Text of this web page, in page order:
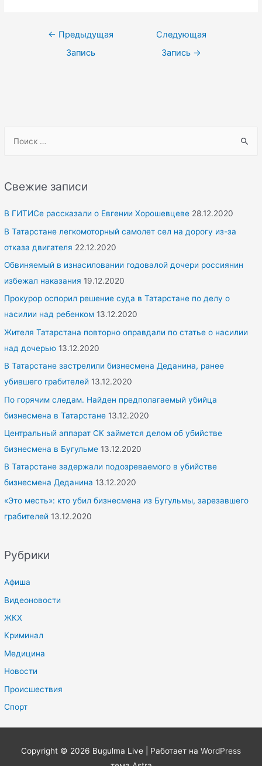
r
h
f
o
r
Свежие записи
В ГИТИСе рассказали о Евгении Хорошевцеве 28.12.2020
В Татарстане легкомоторный самолет сел на дорогу из-за
отказа двигателя 22.12.2020
Обвиняемый в изнасиловании годовалой дочери россиянин
избежал наказания 19.12.2020
Прокурор оспорил решение суда в Татарстане по делу о
насилии над ребенком 13.12.2020
Жителя Татарстана повторно оправдали по статье о насилии
над дочерью 13.12.2020
В Татарстане застрелили бизнесмена Деданина, ранее
убившего грабителей 13.12.2020
По горячим следам. Найден предполагаемый убийца
бизнесмена в Татарстане 13.12.2020
Центральный аппарат СК займется делом об убийстве
бизнесмена в Бугульме 13.12.2020
В Татарстане задержали подозреваемого в убийстве
бизнесмена Деданина 13.12.2020
«Это месть»: кто убил бизнесмена из Бугульмы, зарезавшего
грабителей 13.12.2020
Рубрики
Афиша
Видеоновости
ЖКХ
Криминал
Медицина
Новости
Происшествия
Спорт
Навигация
← Предыдущая
Запись
Следующая
Запись →
Copyright © 2026 Bugulma Live | Работает на WordPress